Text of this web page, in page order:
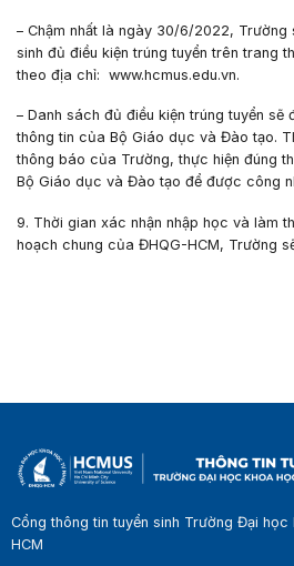
– Chậm nhất là ngày 30/6/2022,
sinh đủ điều kiện trúng tuyển trên trang
theo địa chỉ: www.hcmus.edu.vn.
– Danh sách đủ điều kiện trúng tuyển sẽ
thông tin của Bộ Giáo dục và Đào tạo.
thông báo của Trường, thực hiện đúng
Bộ Giáo dục và Đào tạo để được công
9. Thời gian xác nhận nhập học và làm
hoạch chung của ĐHQG-HCM, Trường
Cổng thông tin tuyển sinh Trường Đại
HCM